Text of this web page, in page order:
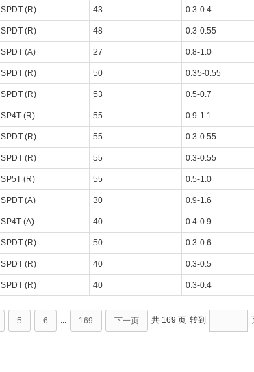
SPDT (R) 43 0.3-0.4
SPDT (R) 48 0.3-0.55
SPDT (A) 27 0.8-1.0
SPDT (R) 50 0.35-0.55
SPDT (R) 53 0.5-0.7
SP4T (R) 55 0.9-1.1
SPDT (R) 55 0.3-0.55
SPDT (R) 55 0.3-0.55
SP5T (R) 55 0.5-1.0
SPDT (A) 30 0.9-1.6
SP4T (A) 40 0.4-0.9
SPDT (R) 50 0.3-0.6
SPDT (R) 40 0.3-0.5
SPDT (R) 40 0.3-0.4
5 6 ... 169 下一页 共 169 页 转到